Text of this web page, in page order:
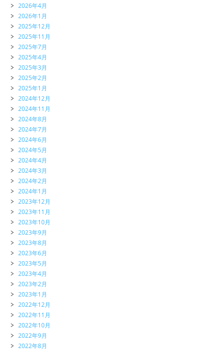
2026年4月
2026年1月
2025年12月
2025年11月
2025年7月
2025年4月
2025年3月
2025年2月
2025年1月
2024年12月
2024年11月
2024年8月
2024年7月
2024年6月
2024年5月
2024年4月
2024年3月
2024年2月
2024年1月
2023年12月
2023年11月
2023年10月
2023年9月
2023年8月
2023年6月
2023年5月
2023年4月
2023年2月
2023年1月
2022年12月
2022年11月
2022年10月
2022年9月
2022年8月